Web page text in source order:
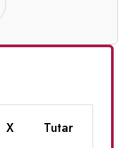
X Tutar